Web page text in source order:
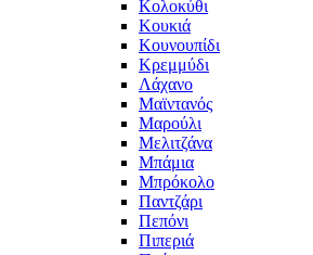
Κολοκύθι
Κουκιά
Κουνουπίδι
Κρεμμύδι
Λάχανο
Μαϊντανός
Μαρούλι
Μελιτζάνα
Μπάμια
Μπρόκολο
Παντζάρι
Πεπόνι
Πιπεριά